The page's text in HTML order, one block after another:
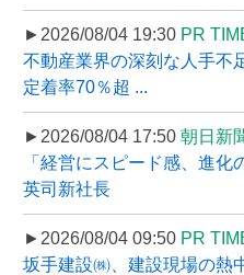
►2026/08/04 19:30 PR
不動産業界の深刻な人手不
定着率70％超 ...
►2026/08/04 17:50 朝日新
「経営にスピード感、進
英司新社長
►2026/08/04 09:50 PR
坂手建設㈱、建設現場の熱